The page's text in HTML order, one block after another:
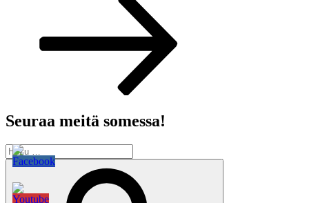
Seuraa meitä somessa!
Etsi: